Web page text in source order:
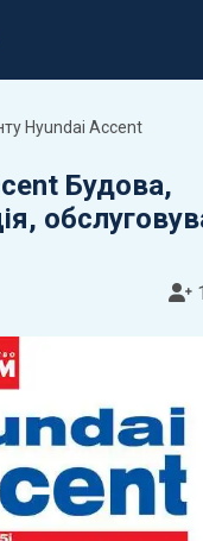
Hyundai Accent
Будова,